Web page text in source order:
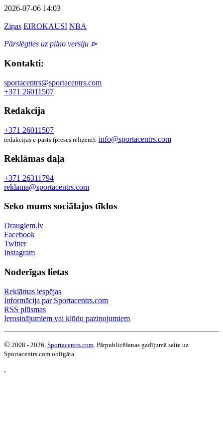
2026-07-06 14:03
Ziņas EIROKAUSI NBA
Pārslēgties uz pilno versiju ⊳
Kontakti:
sportacentrs@sportacentrs.com
+371 26011507
Redakcija
+371 26011507
redakcijas e-pasts (preses relīzēm): info@sportacentrs.com
Reklāmas daļa
+371 26311794
reklama@sportacentrs.com
Seko mums sociālajos tīklos
Draugiem.lv
Facebook
Twitter
Instagram
Noderīgas lietas
Reklāmas iespējas
Informācija par Sportacentrs.com
RSS plūsmas
Ierosinājumiem vai kļūdu paziņojumiem
© 2008 - 2026, Sportacentrs.com . Pārpublicēšanas gadījumā saite uz
Sportacentrs.com obligāta